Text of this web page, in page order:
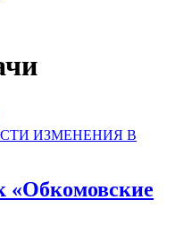
ИЗМЕНЕНИЯ В
«Обкомовские